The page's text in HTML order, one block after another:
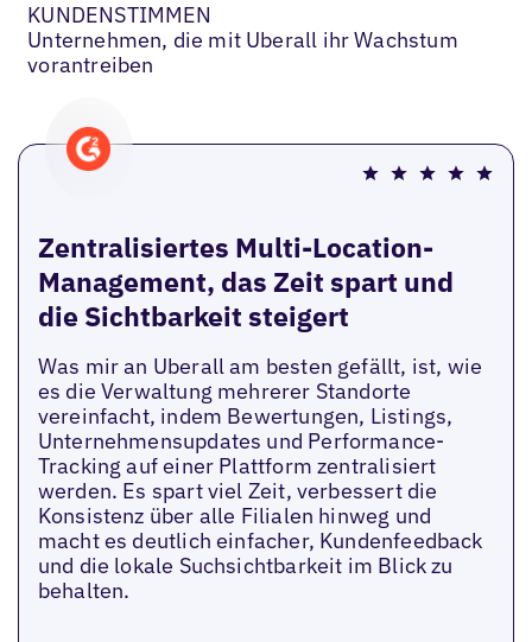
KUNDENSTIMMEN
Unternehmen, die mit Uberall ihr Wachstum
vorantreiben
Zentralisiertes Multi-Location-
Management, das Zeit spart und
die Sichtbarkeit steigert
Was mir an Uberall am besten gefällt, ist, wie
es die Verwaltung mehrerer Standorte
vereinfacht, indem Bewertungen, Listings,
Unternehmensupdates und Performance-
Tracking auf einer Plattform zentralisiert
werden. Es spart viel Zeit, verbessert die
Konsistenz über alle Filialen hinweg und
macht es deutlich einfacher, Kundenfeedback
und die lokale Suchsichtbarkeit im Blick zu
behalten.